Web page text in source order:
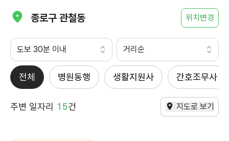
종로구 관철동 위치변경
도보 30분 이내 거리순
전체 병원동행 생활지원사 간호조무사
주변 일자리 15건 지도로 보기